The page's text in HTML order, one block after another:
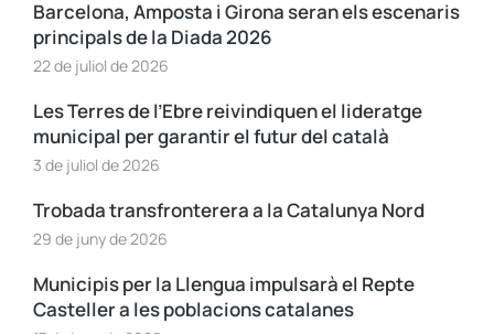
Barcelona, Amposta i Girona seran els escenaris
principals de la Diada 2026
22 de juliol de 2026
Les Terres de l’Ebre reivindiquen el lideratge
municipal per garantir el futur del català
3 de juliol de 2026
Trobada transfronterera a la Catalunya Nord
29 de juny de 2026
Municipis per la Llengua impulsarà el Repte
Casteller a les poblacions catalanes